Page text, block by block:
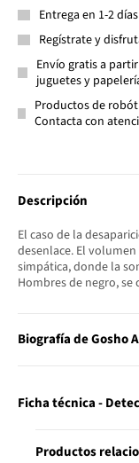
Entrega en 1-2
Regístrate y
Envío gratis a
juguetes y
Productos de
Contacta con
Descripción
El caso de la
desenlace. El
simpática, donde la
Hombres de negro, se
Biografía de Gosho
Ficha técnica -
Productos